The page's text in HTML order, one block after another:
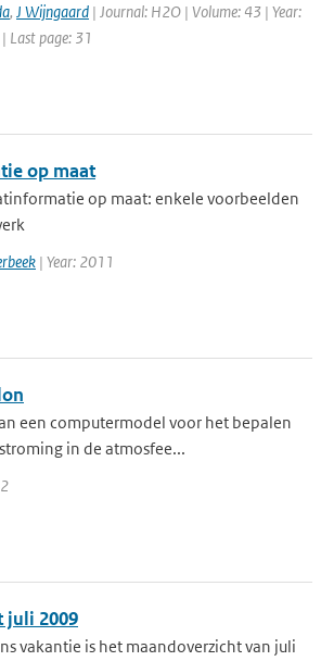
, J Wijngaard | Journal: H2O | Volume: 43 | Year:
Last page: 31
op maat
op maat: enkele voorbeelden
| Year: 2011
een computermodel voor het bepalen
in de atmosfee...
juli 2009
vakantie is het maandoverzicht van juli